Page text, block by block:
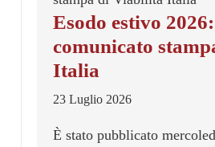
Esodo estivo
comunicato
Italia
23 Luglio 2026
È stato pubblicato